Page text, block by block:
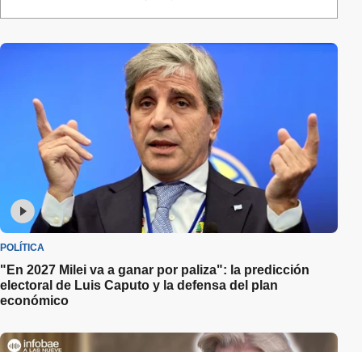
POLÍTICA
"En 2027 Milei va a ganar por paliza": la predicción
electoral de Luis Caputo y la defensa del plan
económico